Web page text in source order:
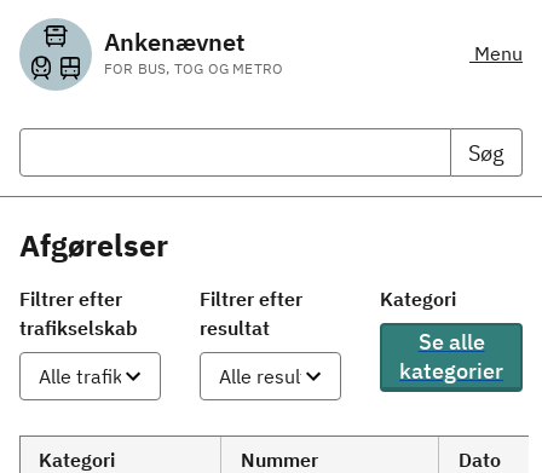
Ankenævnet
FOR BUS, TOG OG METRO
Menu
Søg
Afgørelser
Filtrer efter
trafikselskab
Filtrer efter
resultat
Kategori
Se alle
kategorier
Kategori Nummer
Dato